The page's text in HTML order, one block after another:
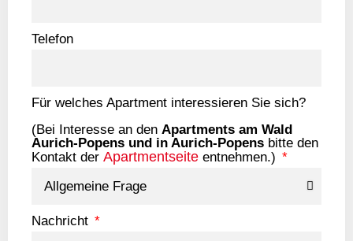
Telefon
Für welches Apartment interessieren Sie sich?
(Bei Interesse an den Apartments am Wald
Aurich-Popens und in Aurich-Popensbitte den
Kontakt der Apartmentseiteentnehmen.)
Nachricht